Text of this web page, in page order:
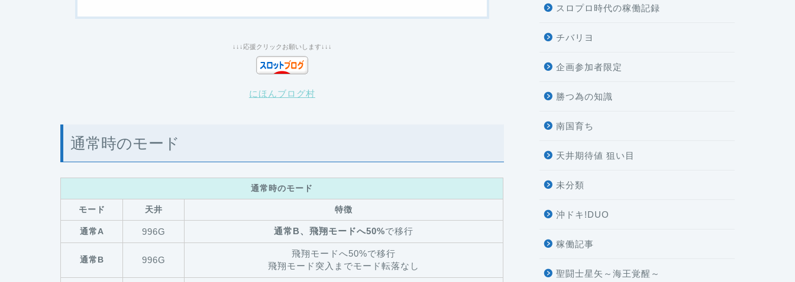
↓↓↓応援クリックお願いします↓↓↓
にほんブログ村
通常時のモード
通常時のモード
モード 天井 特徴
通常A 996G 通常B、飛翔モードへ50%で移行
通常B 996G
飛翔モードへ50%で移行
飛翔モード突入までモード転落なし
スロプロ時代の稼働記録
チバリヨ
企画参加者限定
勝つ為の知識
南国育ち
天井期待値 狙い目
未分類
沖ドキ!DUO
稼働記事
聖闘士星矢～海王覚醒～